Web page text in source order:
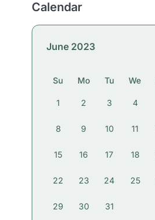
Calendar
June 2023
Su Mo Tu We
1 2 3 4
8 9 10 11
15 16 17 18
22 23 24 25
29 30 31